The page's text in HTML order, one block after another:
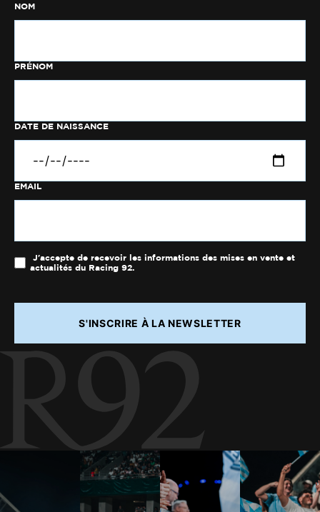
NOM
PRÉNOM
DATE DE NAISSANCE
EMAIL
J'accepte de recevoir les informations des mises en vente et
actualités du Racing 92.
S'INSCRIRE À LA NEWSLETTER